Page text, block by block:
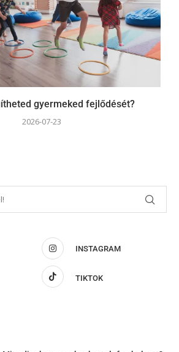
gyermeked fejlődését?
2026-07-23
INSTAGRAM
TIKTOK